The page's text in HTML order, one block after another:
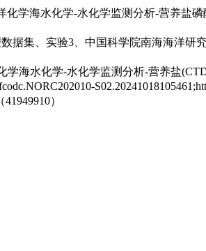
化学海水化学-水化学监测分析-营养
据集、实验3、中国科学院南海海洋研
学海水化学-水化学监测分析-营养盐
）